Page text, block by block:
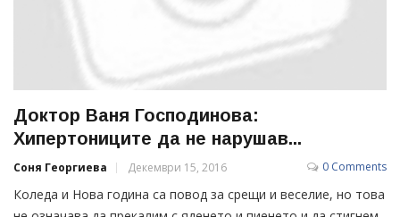
Доктор Ваня Господинова:
Хипертониците да не нарушав...
Соня Георгиева Декември 15, 2016 0 Comments
Коледа и Нова година са повод за срещи и веселие, но това